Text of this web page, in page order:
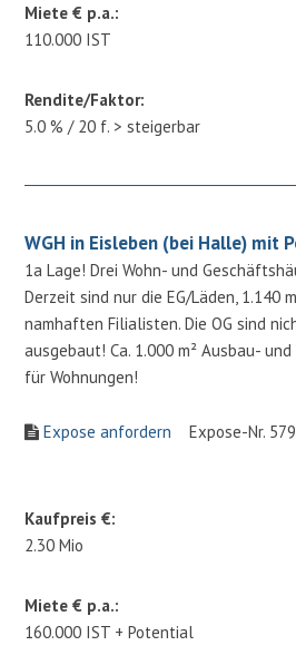
Miete € p.a.:
110.000 IST
Rendite/Faktor:
5.0 % / 20 f. > steigerbar
WGH in Eisleben (bei Halle) mit
1a Lage! Drei Wohn- und
Derzeit sind nur die EG/Läden, 1.140
namhaften Filialisten. Die OG sind
ausgebaut! Ca. 1.000 m² Ausbau-
für Wohnungen!
Expose anfordern Expose-Nr.
Kaufpreis €:
2.30 Mio
Miete € p.a.:
160.000 IST + Potential